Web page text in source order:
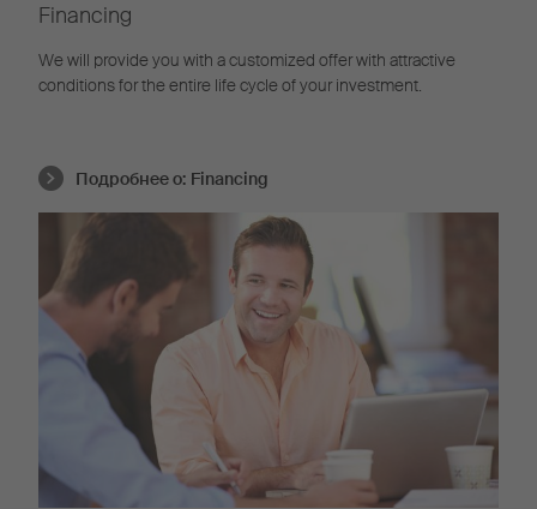
Financing
We will provide you with a customized offer with attractive
conditions for the entire life cycle of your investment.
Подробнее о: Financing